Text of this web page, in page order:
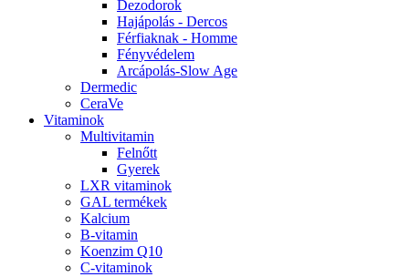
Dezodorok
Hajápolás - Dercos
Férfiaknak - Homme
Fényvédelem
Arcápolás-Slow Age
Dermedic
CeraVe
Vitaminok
Multivitamin
Felnőtt
Gyerek
LXR vitaminok
GAL termékek
Kalcium
B-vitamin
Koenzim Q10
C-vitaminok